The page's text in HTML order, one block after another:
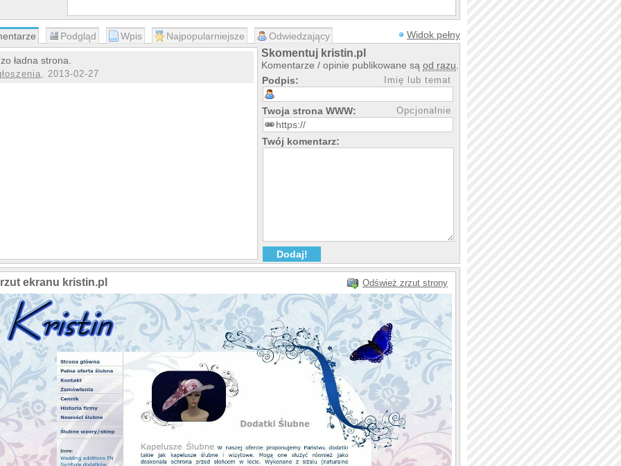
Podgląd Wpis Najpopularniejsze Odwiedzający Widok pełny
ładna strona.
, 2013-02-27
Skomentuj kristin.pl
Komentarze / opinie publikowane są od razu
Podpis:
Imię lub temat
Twoja strona WWW: Opcjonalnie
Twój komentarz:
ekranu kristin.pl Odśwież zrzut strony